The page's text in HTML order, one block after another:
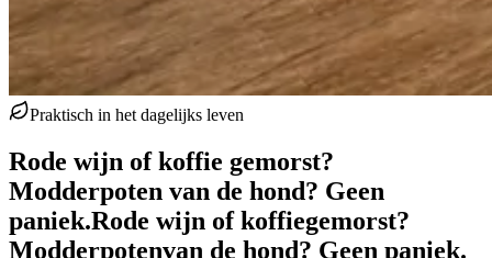
Praktisch in het dagelijks leven
Rode wijn of koffie gemorst?
Modderpoten van de hond? Geen
paniek.Rode wijn of koffiegemorst?
Modderpotenvan de hond? Geen paniek.